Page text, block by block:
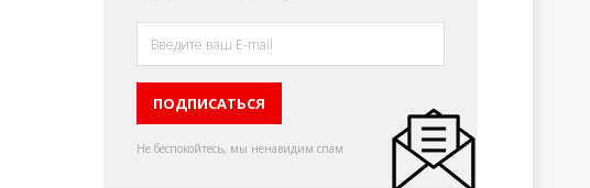
Не беспокойтесь, мы ненавидим спам